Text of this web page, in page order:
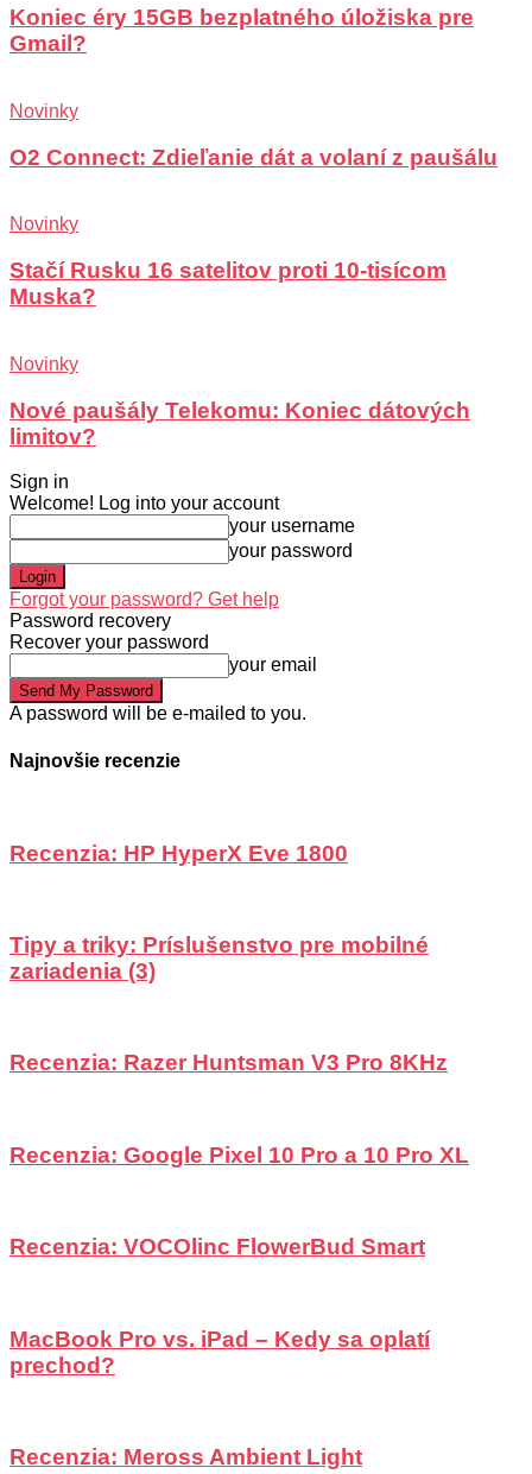
Koniec éry 15GB bezplatného úložiska pre
Gmail?
Novinky
O2 Connect: Zdieľanie dát a volaní z paušálu
Novinky
Stačí Rusku 16 satelitov proti 10-tisícom
Muska?
Novinky
Nové paušály Telekomu: Koniec dátových
limitov?
Sign in
Welcome! Log into your account
your username
your password
Forgot your password? Get help
Password recovery
Recover your password
your email
A password will be e-mailed to you.
Najnovšie recenzie
Recenzia: HP HyperX Eve 1800
Tipy a triky: Príslušenstvo pre mobilné
zariadenia (3)
Recenzia: Razer Huntsman V3 Pro 8KHz
Recenzia: Google Pixel 10 Pro a 10 Pro XL
Recenzia: VOCOlinc FlowerBud Smart
MacBook Pro vs. iPad – Kedy sa oplatí
prechod?
Recenzia: Meross Ambient Light